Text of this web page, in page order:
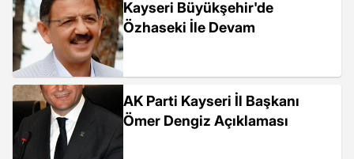
Kayseri Büyükşehir'de
Özhaseki İle Devam
AK Parti Kayseri İl Başkanı
Ömer Dengiz Açıklaması